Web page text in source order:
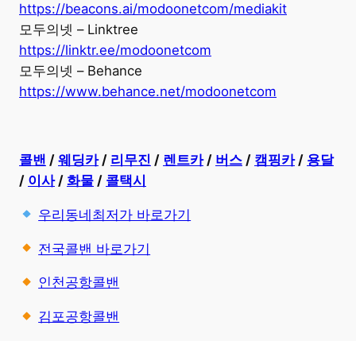
https://beacons.ai/modoonetcom/mediakit
모두의넷 – Linktree
https://linktr.ee/modoonetcom
모두의넷 – Behance
https://www.behance.net/modoonetcom
콜밴 / 웨딩카/ 리무진 / 렌트카/ 버스 / 캠핑카/ 용달
/ 이사/ 화물 / 콜택시
우리동네최저가 바로가기
전국콜밴 바로가기
인천공항콜밴
김포공항콜밴